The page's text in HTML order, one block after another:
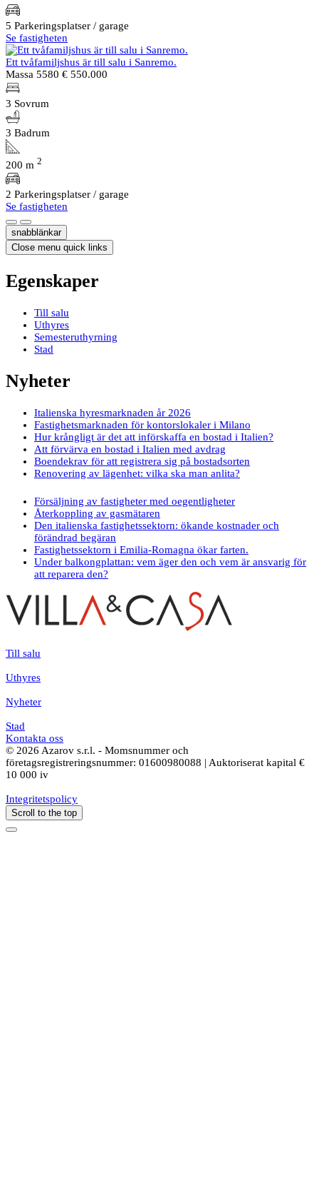
5 Parkeringsplatser / garage
Se fastigheten
Ett tvåfamiljshus är till salu i Sanremo.
Massa 5580 € 550.000
3 Sovrum
3 Badrum
200 m 2
2 Parkeringsplatser / garage
Se fastigheten
snabblänkar
Close menu quick links
Egenskaper
Till salu
Uthyres
Semesteruthyrning
Stad
Nyheter
Italienska hyresmarknaden år 2026
Fastighetsmarknaden för kontorslokaler i Milano
Hur krångligt är det att införskaffa en bostad i Italien?
Att förvärva en bostad i Italien med avdrag
Boendekrav för att registrera sig på bostadsorten
Renovering av lägenhet: vilka ska man anlita?
Försäljning av fastigheter med oegentligheter
Återkoppling av gasmätaren
Den italienska fastighetssektorn: ökande kostnader och
förändrad begäran
Fastighetssektorn i Emilia-Romagna ökar farten.
Under balkongplattan: vem äger den och vem är ansvarig för
att reparera den?
Till salu
Uthyres
Nyheter
Stad
Kontakta oss
© 2026 Azarov s.r.l. - Momsnummer och
företagsregistreringsnummer: 01600980088 | Auktoriserat kapital €
10 000 iv
Integritetspolicy
Scroll to the top